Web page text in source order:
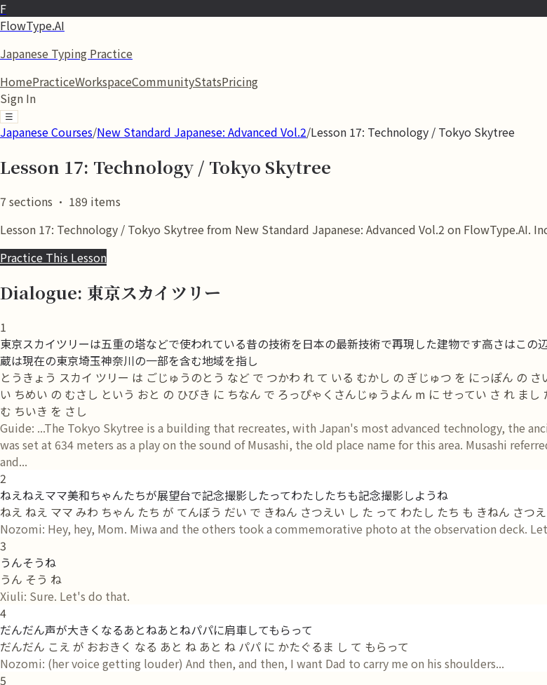
F
FlowType.AI
Japanese Typing Practice
HomePracticeWorkspaceCommunityStatsPricing
Sign In
☰
Japanese Courses/New Standard Japanese: Advanced Vol.2/Lesson 17: Technology / Tokyo Skytree
Lesson 17: Technology / Tokyo Skytree
7 sections · 189 items
Lesson 17: Technology / Tokyo Skytree from New Standard Japanese: Advanced Vol.2 on
Practice This Lesson
Dialogue: 東京スカイツリー
1
東京スカイツリーは五重の塔などで使われている昔の技術を日本の最新技術で再現した建物です高さはこ
蔵は現在の東京埼玉神奈川の一部を含む地域を指し
とうきょう スカイ ツリー は ごじゅうのとう など で つかわ れ て いる むかし の ぎじゅつ を にっぽん の
い ちめい の むさし という おと の ひびき に ちなん で ろっぴゃくさんじゅうよん m に せってい さ れ ま
む ちいき を さし
Guide: ...The Tokyo Skytree is a building that recreates, with Japan's most advanced technology, the
was set at 634 meters as a play on the sound of Musashi, the old place name for this area. Musashi
and...
2
ねえねえママ美和ちゃんたちが展望台で記念撮影したってわたしたちも記念撮影しようね
ねえ ねえ ママ みわ ちゃん たち が てんぼう だい で きねん さつえい し た って わたし たち も きねん さつ
Nozomi: Hey, hey, Mom. Miwa and the others took a commemorative photo at the observation deck.
3
うんそうね
うん そう ね
Xiuli: Sure. Let's do that.
4
だんだん声が大きくなるあとねあとねパパに肩車してもらって
だんだん こえ が おおきく なる あと ね あと ね パパ に かたぐるま し て もらって
Nozomi: (her voice getting louder) And then, and then, I want Dad to carry me on his shoulders...
5